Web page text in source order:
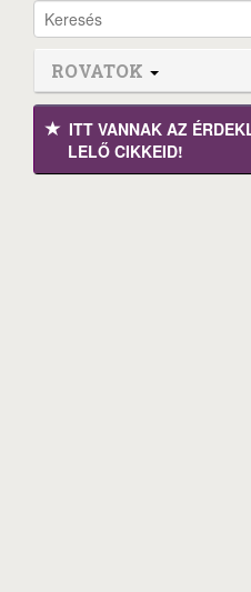
ROVATOK
ITT VANNAK AZ
LELŐ CIKKEID!